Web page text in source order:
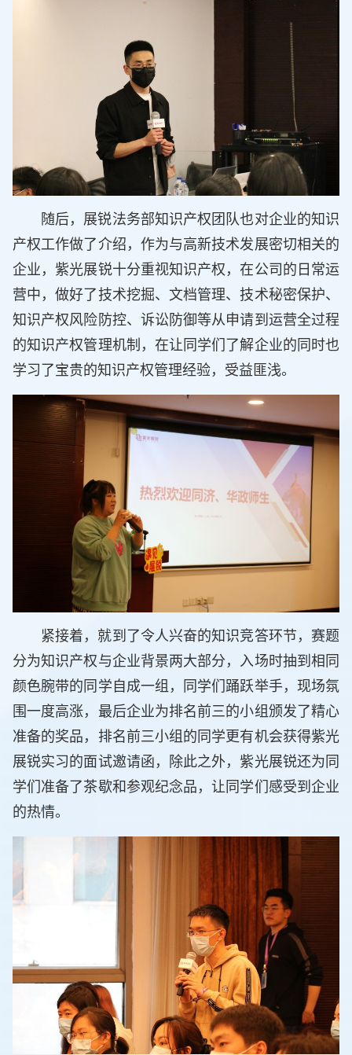
随后，展锐法务部知识产权团队也对企业的知识
产权工作做了介绍，作为与高新技术发展密切相关的
企业，紫光展锐十分重视知识产权，在公司的日常运
营中，做好了技术挖掘、文档管理、技术秘密保护、
知识产权风险防控、诉讼防御等从申请到运营全过程
的知识产权管理机制，在让同学们了解企业的同时也
学习了宝贵的知识产权管理经验，受益匪浅。
紧接着，就到了令人兴奋的知识竞答环节，赛题
分为知识产权与企业背景两大部分，入场时抽到相同
颜色腕带的同学自成一组，同学们踊跃举手，现场氛
围一度高涨，最后企业为排名前三的小组颁发了精心
准备的奖品，排名前三小组的同学更有机会获得紫光
展锐实习的面试邀请函，除此之外，紫光展锐还为同
学们准备了茶歇和参观纪念品，让同学们感受到企业
的热情。